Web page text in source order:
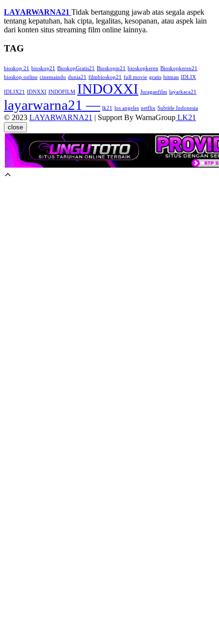
LAYARWARNA21 Tidak bertanggung jawab atas segala aspek
tentang kepatuhan, hak cipta, legalitas, kesopanan, atau aspek lain
dari konten situs streaming film online lainnya.
TAG
bioskop 21 bioskop21 BioskopGratis21 Bioskopin21 bioskopkeren Bioskopkeren21
bioskop online cinemaindo dunia21 filmbioskop21 full movie gratis hitman IDLIX
IDLIX21 IDNXXI INDOFILM INDOXXI Juraganfilm layarkaca21
layarwarna21 — lk21 los angeles netflix Subtitle Indonesia
© 2023 LAYARWARNA21 | Support By WarnaGroup LK21
close